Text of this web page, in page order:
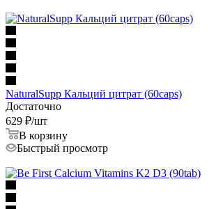
NaturalSupp Кальций цитрат (60caps)
Достаточно
629 ₽/шт
В корзину
Быстрый просмотр